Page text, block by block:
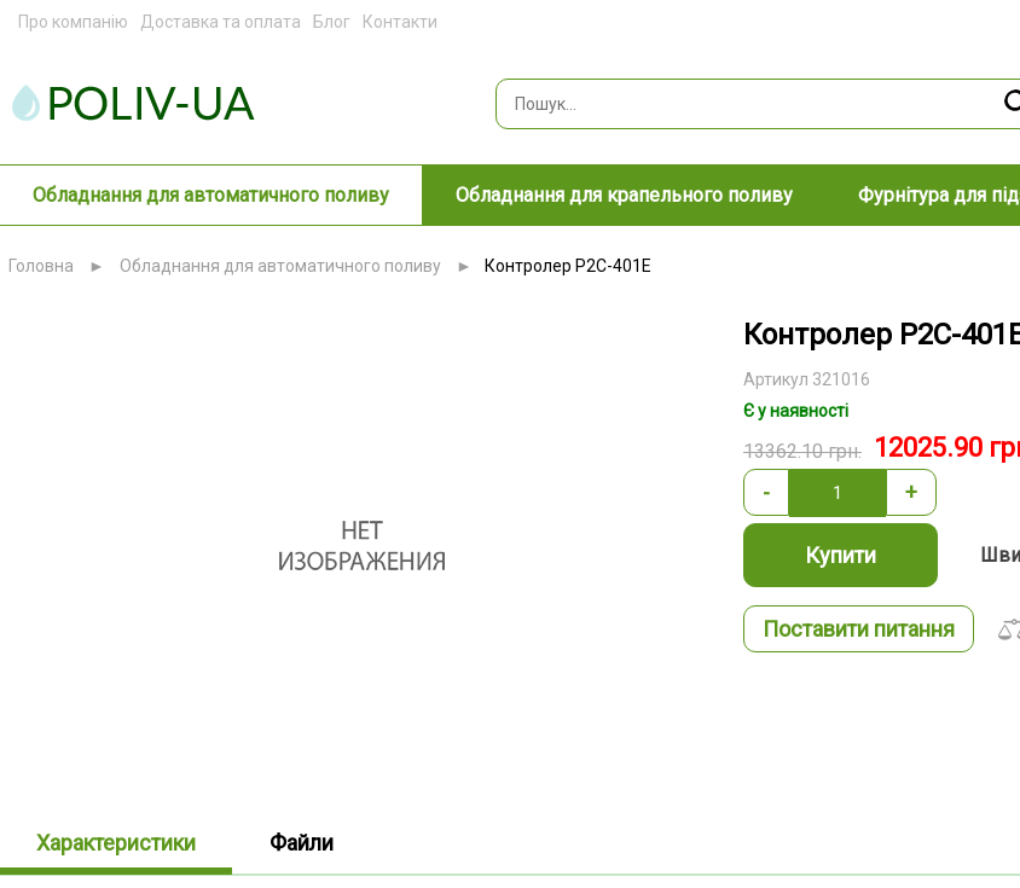
Про компанію Доставка та оплата Блог Контакти
Обладнання для автоматичного поливу Обладнання для крапельного поливу Фурнітура для
Головна ► Обладнання для автоматичного поливу ► Контролер P2C-401Е
Контролер P2C-
Артикул 321016
Є у наявності
13362.10грн. 12025.90
- +
Купити
Поставити питання
Характеристики Файли